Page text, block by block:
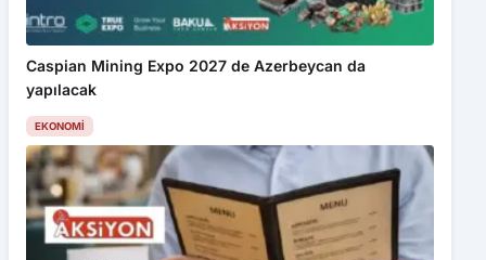
Caspian Mining Expo 2027 de Azerbeycan da
yapılacak
EKONOMI